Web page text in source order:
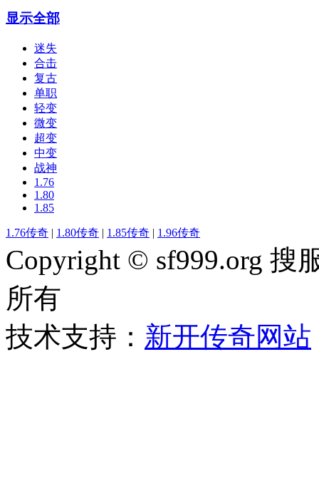
显示全部
迷失
合击
复古
单职
轻变
微变
超变
中变
战神
1.76
1.80
1.85
1.76传奇 | 1.80传奇 | 1.85传奇 | 1.96传奇
Copyright © sf999.org 搜
所有
技术支持： 新开传奇网站